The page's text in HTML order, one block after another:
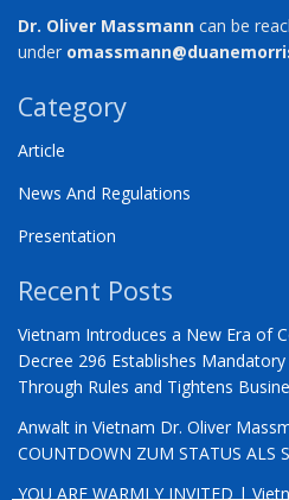
Dr. Oliver Massmann can be
under
Category
Article
News And Regulations
Presentation
Recent Posts
Vietnam Introduces a New Era of
Decree 296 Establishes
Through Rules and Tightens
Anwalt in Vietnam Dr. Oliver
COUNTDOWN ZUM STATUS ALS
YOU ARE WARMLY INVITED |